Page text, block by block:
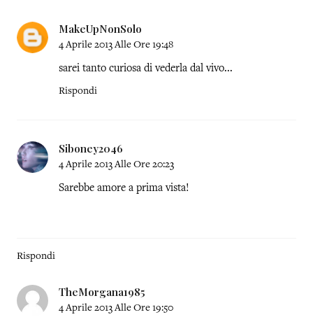
MakeUpNonSolo
4 Aprile 2013 Alle Ore 19:48
sarei tanto curiosa di vederla dal vivo...
Rispondi
Siboney2046
4 Aprile 2013 Alle Ore 20:23
Sarebbe amore a prima vista!
Rispondi
TheMorgana1985
4 Aprile 2013 Alle Ore 19:50